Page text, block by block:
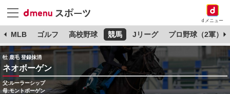
dメニュー
MLB ゴルフ 高校野球 競馬 Jリーグ プロ野球（2軍）
牡 鹿毛 登録抹消
ネオボーゲン
父:ルーラーシップ
母:モントボーゲン